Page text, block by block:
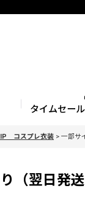
タイムセー
コスプレ衣装 > 一部サ
り（翌日